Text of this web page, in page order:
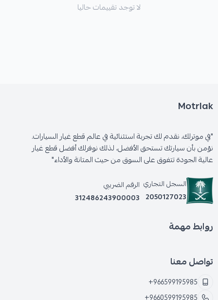
لا توجد تقييمات حاليا
Motrlak
"في موترلك، نقدم لك تجربة استثنائية في عالم قطع غيار السيارات.
نؤمن بأن سيارتك تستحق الأفضل، لذلك نوفرلك أفضل قطع غيار
عالية الجودة تتفوق على السوق من حيث المتانة والأداء"
السجل التجاري
2050127023
الرقم الضريبي
312486243900003
روابط مهمة
تواصل معنا
+966599195985